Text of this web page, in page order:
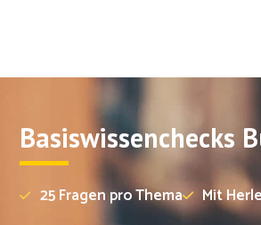
Basiswissenchecks
25 Fragen pro Thema Mit